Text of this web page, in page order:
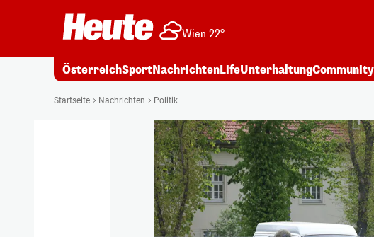
Wien 22°
ÖsterreichSportNachrichtenLifeUnterhaltungCommunity
Startseite Nachrichten Politik